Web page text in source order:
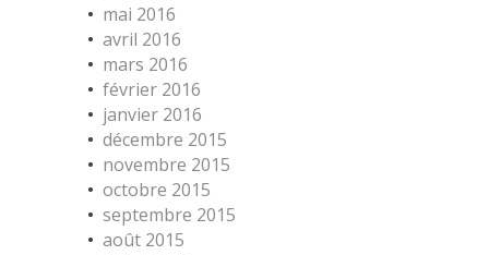
mai 2016
avril 2016
mars 2016
février 2016
janvier 2016
décembre 2015
novembre 2015
octobre 2015
septembre 2015
août 2015